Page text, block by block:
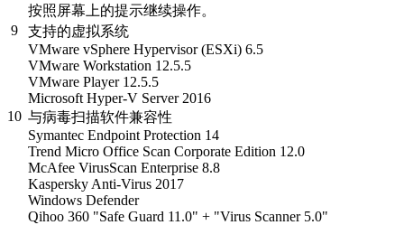
按照屏幕上的提示继续操作。
9
支持的虚拟系统
VMware vSphere Hypervisor (ESXi) 6.5
VMware Workstation 12.5.5
VMware Player 12.5.5
Microsoft Hyper-V Server 2016
10 与病毒扫描软件兼容性
Symantec Endpoint Protection 14
Trend Micro Office Scan Corporate Edition 12.0
McAfee VirusScan Enterprise 8.8
Kaspersky Anti-Virus 2017
Windows Defender
Qihoo 360 "Safe Guard 11.0" + "Virus Scanner 5.0"